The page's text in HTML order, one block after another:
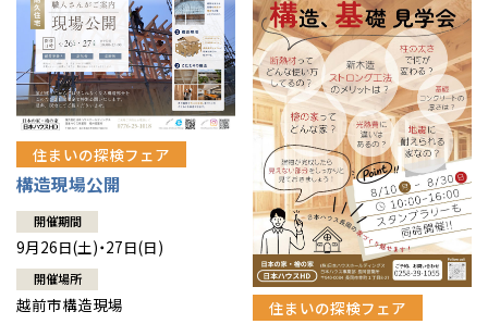
住まいの探検フェア
構造現場公開
開催期間
9月26日(土)・27日(日)
開催場所
越前市構造現場 住まいの探検フェア